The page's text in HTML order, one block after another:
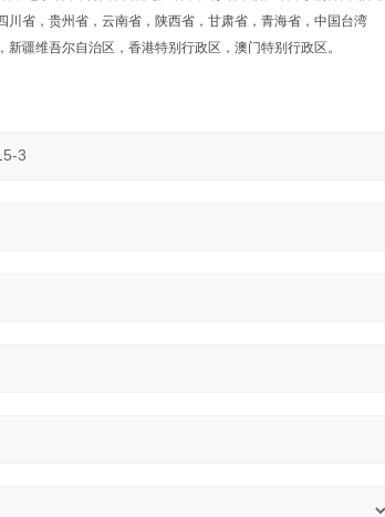
省，贵州省，云南省，陕西省，甘肃省，青海省，中国台湾
疆维吾尔自治区，香港特别行政区，澳门特别行政区。